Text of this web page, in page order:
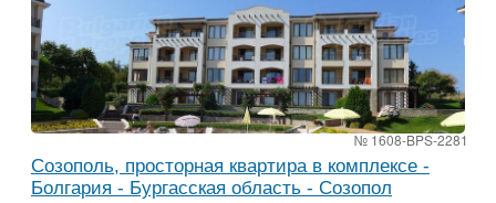
№ 1608-BPS-2281
Созополь, просторная квартира в комплексе -
Болгария - Бургасская область - Созопол